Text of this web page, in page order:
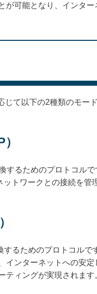
可能となり、インター
て以下の2種類のモード
するためのプロトコル
トワークとの接続を管
るためのプロトコル
インターネットへの安
ティングが実現されます